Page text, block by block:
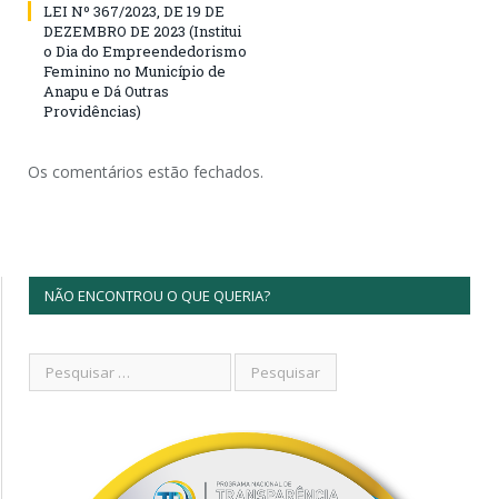
LEI Nº 367/2023, DE 19 DE
DEZEMBRO DE 2023 (Institui
o Dia do Empreendedorismo
Feminino no Município de
Anapu e Dá Outras
Providências)
Os comentários estão fechados.
NÃO ENCONTROU O QUE QUERIA?